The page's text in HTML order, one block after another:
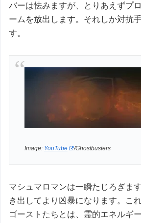
バーは怯みますが、とりあえずプ
ームを放出します。それしか対抗
す。
Image: YouTube /Ghostbusters
マシュマロマンは一瞬たじろぎま
き出してより凶暴になります。こ
ゴーストたちとは、霊的エネルギ